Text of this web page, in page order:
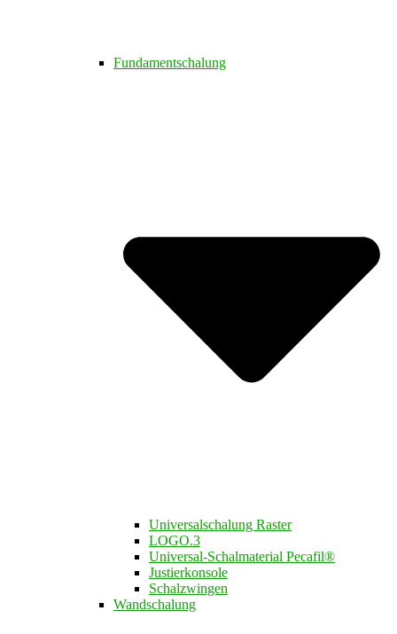
Fundamentschalung
Universalschalung Raster
LOGO.3​
Universal-Schalmaterial Pecafil®
Justierkonsole
Schalzwingen
Wandschalung